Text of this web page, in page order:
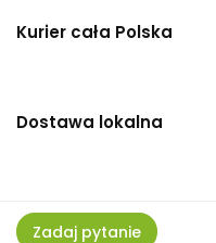
Kurier cała Polska
Dostawa lokalna
Zadaj pytanie